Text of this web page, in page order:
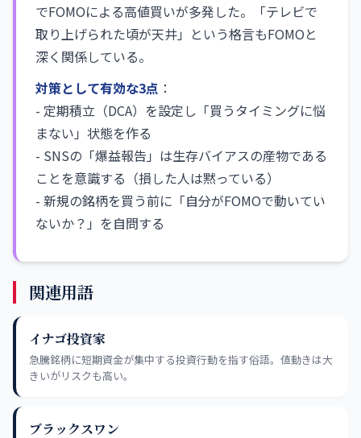
でFOMOによる高値買いが多発した。「テレビで
取り上げられた頃が天井」という格言もFOMOと
深く関係している。
対策として有効な3点 ：
- 定期積立（DCA）を設定し「買うタイミングに悩
まない」状態を作る
- SNSの「爆益報告」は生存バイアスの産物である
ことを意識する（損した人は黙っている）
- 新規の銘柄を買う前に「自分がFOMOで動いてい
ないか？」を自問する
関連用語
イナゴ投資家
急騰銘柄に短期資金が集中する投資行動を指す俗語。値動きは大
きいがリスクも高い。
ブラックスワン